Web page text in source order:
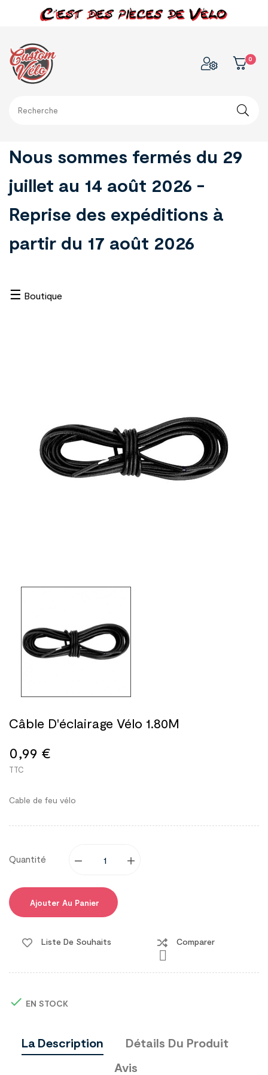
0
Nous sommes fermés du 29
juillet au 14 août 2026 -
Reprise des expéditions à
partir du 17 août 2026
Boutique
☰
Câble D'éclairage Vélo 1.80M
0,99 €
TTC
Cable de feu vélo
Quantité
Ajouter Au Panier
Liste De Souhaits

Comparer
 EN STOCK
La Description
Détails Du Produit
Avis